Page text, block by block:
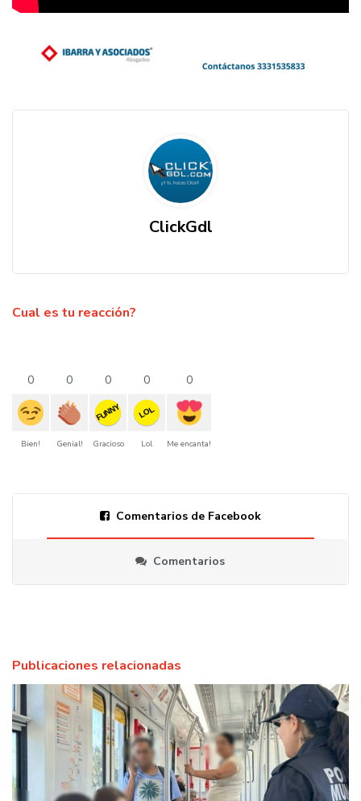
ClickGdl
Cual es tu reacción?
0
Bien!
0
Genial!
0
FUNNY
Gracioso
0
LOL
Lol
0
Me encanta!
Comentarios de Facebook
Comentarios
Publicaciones relacionadas